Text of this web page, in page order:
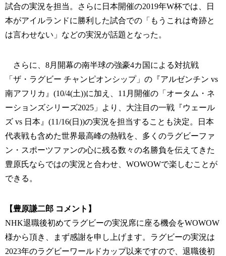
試合の実況を担当。さらに日本開催の2019年W杯では、日
本がアイルランドに勝利した試合での「もうこれは奇跡と
は言わせない」などの実況が話題となった。
さらに、8月開幕の南半球の強豪4カ国による対抗戦
「ザ・ラグビー チャンピオンシップ」の『アルゼンチン vs
南アフリカ』(10/4(土))に加え、11月開催の「オータム・ネ
ーションズシリーズ2025」より、大注目の一戦『ウェール
ズ vs 日本』(11/16(日))の実況を担当することも決定。日本
代表戦も含めた世界最高峰の熱戦を、多くのラグビーファ
ン・スポーツファンの心に残る数々の名勝負を伝えてきた
豊原氏ならではの実況と合わせ、WOWOWで楽しむことが
できる。
【豊原謙二郎 コメント】
NHK退職後初めてラグビーの実況席に座る機会をWOWOW
様から頂き、まず感謝を申し上げます。ラグビーの実況は
2023年のラグビーワールドカップ以来ですので、退職後初